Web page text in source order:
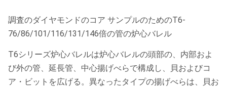
調査のダイヤモンドのコア サンプルのためのT6-
76/86/101/116/131/146倍の管の炉心バレル
T6シリーズ炉心バレルは炉心バレルの頭部の、内部およ
び外の管、延長管、中心揚げべらで構成し、貝およびコ
ア・ビットを広げる。異なったタイプの揚げべらは、貝お